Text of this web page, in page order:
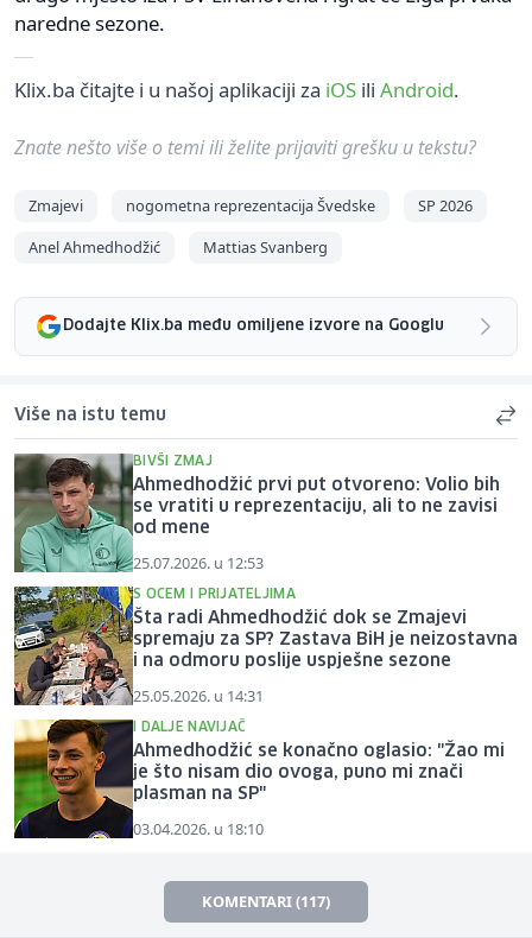
naredne sezone.
Klix.ba čitajte i u našoj aplikaciji za iOS ili Android.
Znate nešto više o temi ili želite prijaviti grešku u tekstu?
Zmajevi nogometna reprezentacija Švedske
SP 2026
Anel Ahmedhodžić
Mattias Svanberg
Dodajte Klix.ba među omiljene izvore na Googlu
Više na istu temu
BIVŠI ZMAJ
Ahmedhodžić prvi put otvoreno: Volio bih
se vratiti u reprezentaciju, ali to ne zavisi
od mene
25.07.2026. u 12:53
S OCEM I PRIJATELJIMA
Šta radi Ahmedhodžić dok se Zmajevi
spremaju za SP? Zastava BiH je neizostavna
i na odmoru poslije uspješne sezone
25.05.2026. u 14:31
I DALJE NAVIJAČ
Ahmedhodžić se konačno oglasio: "Žao mi
je što nisam dio ovoga, puno mi znači
plasman na SP"
03.04.2026. u 18:10
KOMENTARI (117)